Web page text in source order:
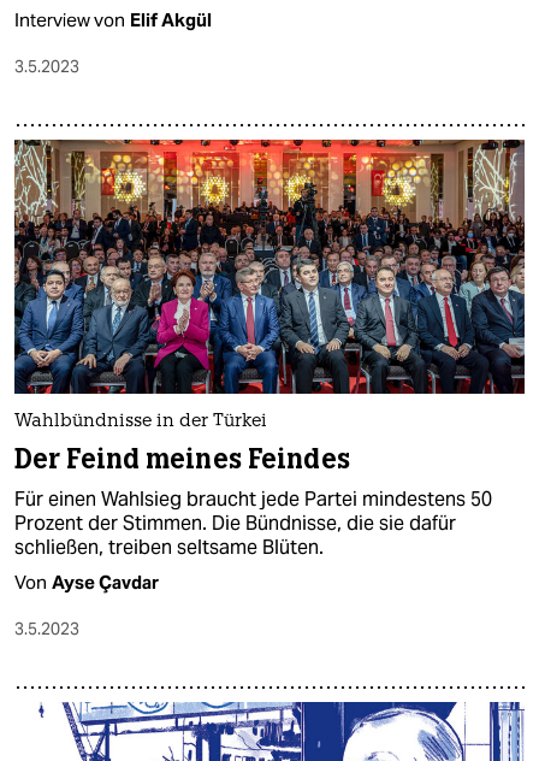
Interview von Elif Akgül
3.5.2023
Wahlbündnisse in der Türkei
Der Feind meines Feindes
Für einen Wahlsieg braucht jede Partei mindestens 50
Prozent der Stimmen. Die Bündnisse, die sie dafür
schließen, treiben seltsame Blüten.
Von Ayse Çavdar
3.5.2023